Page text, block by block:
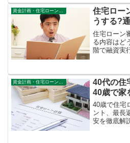
る前に考え
介。
資金計画・住宅ローン審査
住宅ロー
うする?
住宅ローン
る内容はど
階で融資実
40代の住
40歳で家
40歳で住宅
ント、最長
安を徹底解